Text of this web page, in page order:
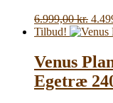
6.999,00kr. Den
var:
Tilbud!
Venus
Egetræ